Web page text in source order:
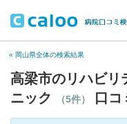
« 岡山県全体の検索結果
高梁市のリハビリ
ニック
（5件） 口コ